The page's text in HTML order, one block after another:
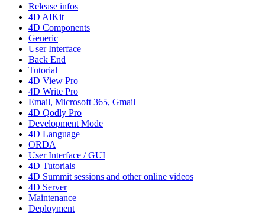
Release infos
4D AIKit
4D Components
Generic
User Interface
Back End
Tutorial
4D View Pro
4D Write Pro
Email, Microsoft 365, Gmail
4D Qodly Pro
Development Mode
4D Language
ORDA
User Interface / GUI
4D Tutorials
4D Summit sessions and other online videos
4D Server
Maintenance
Deployment